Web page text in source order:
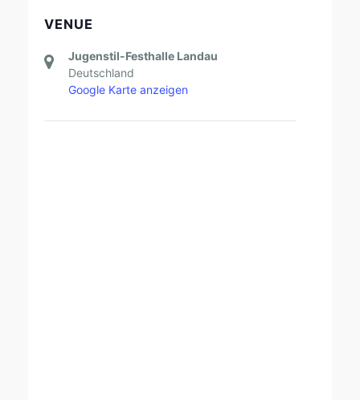
VENUE
Jugenstil-Festhalle Landau
Deutschland
Google Karte anzeigen